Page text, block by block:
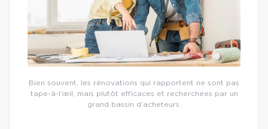
Bien souvent, les rénovations qui rapportent ne sont pas
tape-à-l’œil, mais plutôt efficaces et recherchées par un
grand bassin d’acheteurs.